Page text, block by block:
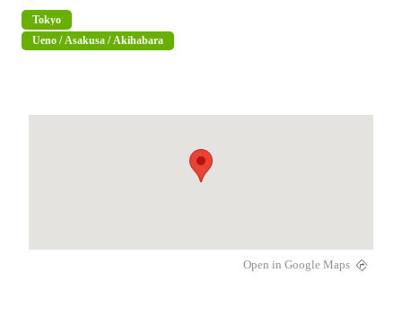
Tokyo
Ueno / Asakusa / Akihabara
Open in Google Maps